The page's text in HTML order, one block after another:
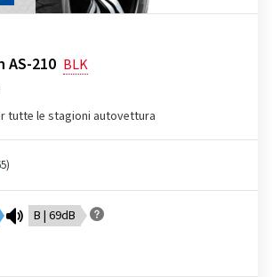
AS-210 BLK
tutte le stagioni autovettura
B | 69dB